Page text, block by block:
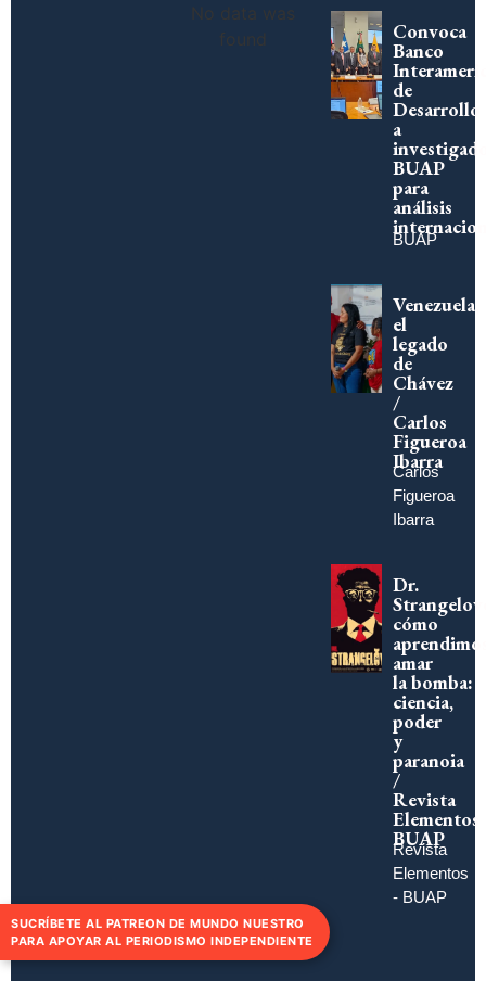
No data was
found
Convoca
Banco
de
Desarrollo
a
BUAP
para
análisis
BUAP
Venezuela,
el
legado
de
Chávez
/
Carlos
Figueroa
Ibarra
Carlos
Figueroa
Ibarra
Dr.
cómo
amar
la bomba:
ciencia,
poder
y
paranoia
/
Revista
Elementos
BUAP
Revista
Elementos
- BUAP
SUCRÍBETE AL PATREON DE MUNDO NUESTRO
PARA APOYAR AL PERIODISMO INDEPENDIENTE